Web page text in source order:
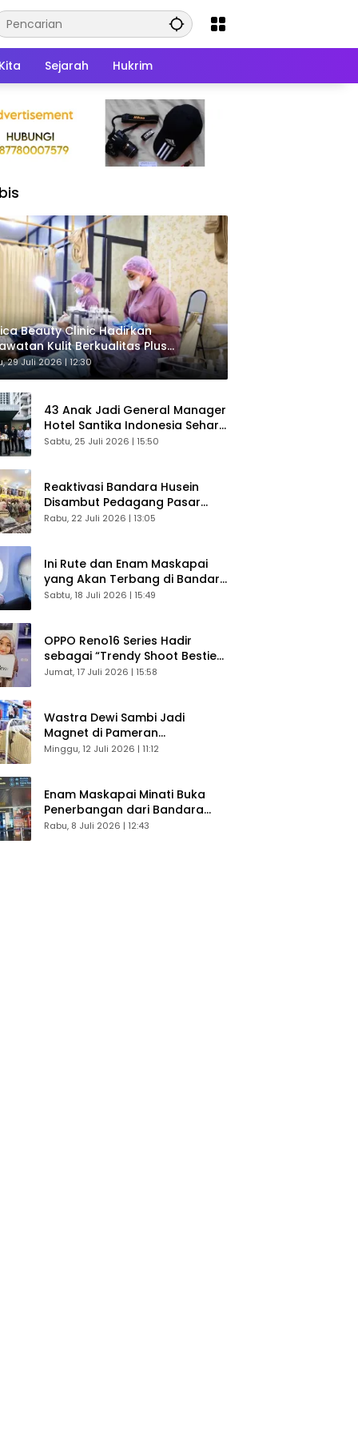
Sejarah Hukrim
Beauty Clinic Hadirkan
Kulit Berkualitas Plus
Gratis
29 Juli 2026 | 12:30
43 Anak Jadi General Manager
Hotel Santika Indonesia Sehari
Sukses Digelar
Sabtu, 25 Juli 2026 | 15:50
Reaktivasi Bandara Husein
Disambut Pedagang Pasar
Baru, Diyakini Bangkitkan
Rabu, 22 Juli 2026 | 13:05
Ini Rute dan Enam Maskapai
yang Akan Terbang di Bandara
Husein Sastranegara
Sabtu, 18 Juli 2026 | 15:49
OPPO Reno16 Series Hadir
sebagai “Trendy Shoot Bestie”,
Bikin Konten Kreator Makin
Jumat, 17 Juli 2026 | 15:58
Wastra Dewi Sambi Jadi
Magnet di Pameran
Dekranasda, Banyak Diminati
Minggu, 12 Juli 2026 | 11:12
Enam Maskapai Minati Buka
Penerbangan dari Bandara
Husein Sastranegara
Rabu, 8 Juli 2026 | 12:43